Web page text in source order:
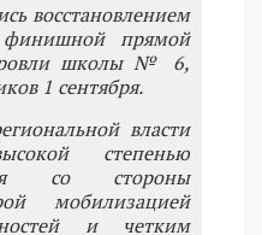
восстановлением
прямой
школы № 6,
1 сентября.
власти
степенью
со стороны
мобилизацией
и четким